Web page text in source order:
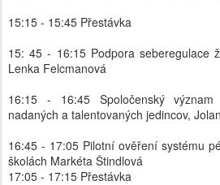
15:15 - 15:45 Přestávka
15: 45 - 16:15 Podpora seberegulace
Lenka Felcmanová
16:15 - 16:45 Spoločenský
nadaných a talentovaných jedincov,
16:45 - 17:05 Pilotní ověření systému
školách Markéta Štindlová
17:05 - 17:15 Přestávka